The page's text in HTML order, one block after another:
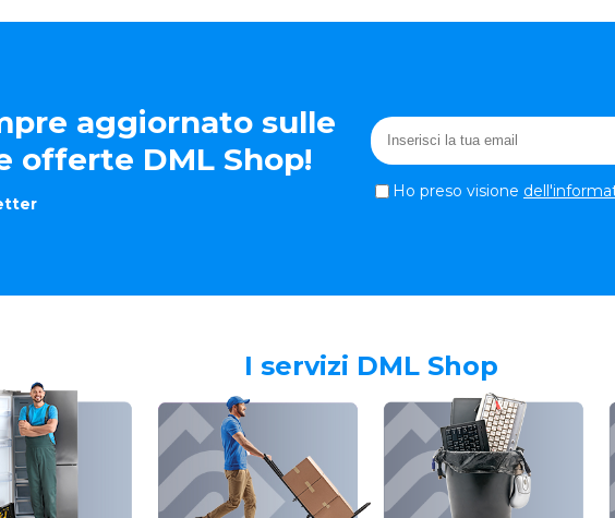
aggiornato sulle
offerte DML Shop!
Ho preso visione
I servizi DML Shop